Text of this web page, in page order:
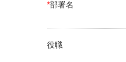
*部署名
役職